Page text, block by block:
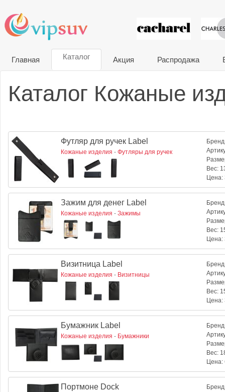
VIP
Главная Каталог Акция Распродажа
Каталог Кожаные
Футляр для ручек Label
Кожаные изделия - Футляры для ручек
Вес:
Цена:
Зажим для денег Label
Кожаные изделия - Зажимы
Вес:
Цена:
Визитница Label
Кожаные изделия - Визитницы
Вес:
Цена:
Бумажник Label
Кожаные изделия - Бумажники
Вес:
Цена:
Портмоне Dock